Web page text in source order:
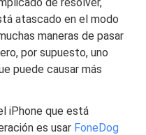
atascado en el modo
maneras de pasar
por supuesto, uno
puede causar más
iPhone que está
es usar FoneDog